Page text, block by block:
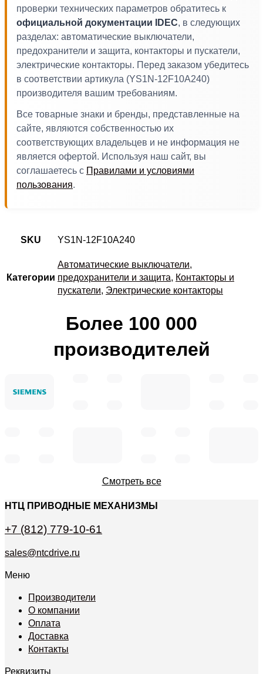
проверки технических параметров обратитесь к
официальной документации IDEC, в следующих
разделах: автоматические выключатели,
предохранители и защита, контакторы и пускатели,
электрические контакторы. Перед заказом убедитесь
в соответствии артикула (YS1N-12F10A240)
производителя вашим требованиям.
Все товарные знаки и бренды, представленные на
сайте, являются собственностью их
соответствующих владельцев и не информация не
является офертой. Используя наш сайт, вы
соглашаетесь с Правилами и условиями
пользования.
SKU YS1N-12F10A240
Категории
Автоматические выключатели,
предохранители и защита, Контакторы и
пускатели, Электрические контакторы
Более 100 000
производителей
Смотреть все
НТЦ ПРИВОДНЫЕ МЕХАНИЗМЫ
+7 (812) 779-10-61
sales@ntcdrive.ru
Меню
Производители
О компании
Оплата
Доставка
Контакты
Реквизиты